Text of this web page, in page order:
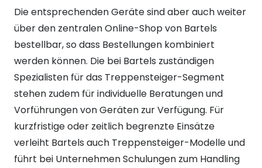
Die entsprechenden Geräte sind aber auch weiter
über den zentralen Online-Shop von Bartels
bestellbar, so dass Bestellungen kombiniert
werden können. Die bei Bartels zuständigen
Spezialisten für das Treppensteiger-Segment
stehen zudem für individuelle Beratungen und
Vorführungen von Geräten zur Verfügung. Für
kurzfristige oder zeitlich begrenzte Einsätze
verleiht Bartels auch Treppensteiger-Modelle und
führt bei Unternehmen Schulungen zum Handling